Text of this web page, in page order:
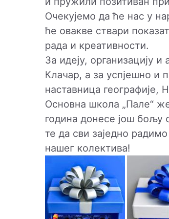
Очекујемо да ће нас у
ће овакве ствари
рада и креативности.
За идеју, организацију
Клачар, а за успјешно и
наставница географије,
Основна школа „Пале“
година донесе још бољу
те да сви заједно
нашег колектива!